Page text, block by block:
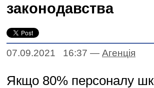
законодавства
07.09.2021 16:37 — Агенцiя
Якщо 80% персоналу